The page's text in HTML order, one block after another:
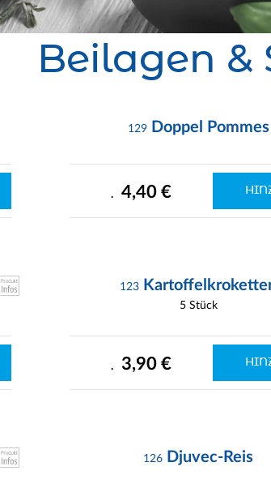
Beilagen &
129 Doppel Pommes
. 4,40 €
123
5 Stück
. 3,90 €
126 Djuvec-Reis